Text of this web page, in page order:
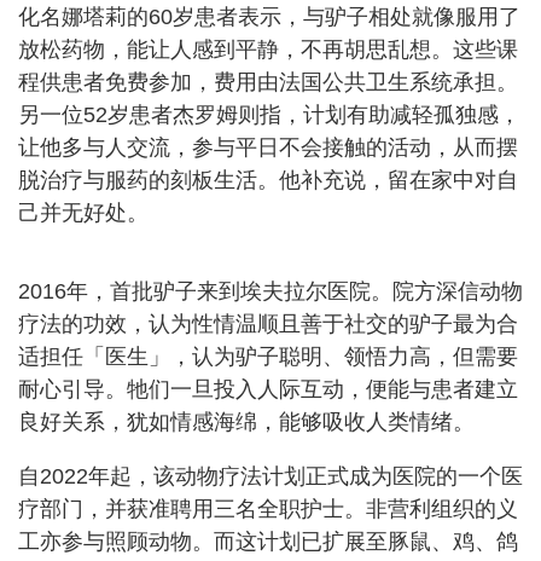
化名娜塔莉的60岁患者表示，与驴子相处就像服用了
放松药物，能让人感到平静，不再胡思乱想。这些课
程供患者免费参加，费用由法国公共卫生系统承担。
另一位52岁患者杰罗姆则指，计划有助减轻孤独感，
让他多与人交流，参与平日不会接触的活动，从而摆
脱治疗与服药的刻板生活。他补充说，留在家中对自
己并无好处。
2016年，首批驴子来到埃夫拉尔医院。院方深信动物
疗法的功效，认为性情温顺且善于社交的驴子最为合
适担任「医生」，认为驴子聪明、领悟力高，但需要
耐心引导。牠们一旦投入人际互动，便能与患者建立
良好关系，犹如情感海绵，能够吸收人类情绪。
自2022年起，该动物疗法计划正式成为医院的一个医
疗部门，并获准聘用三名全职护士。非营利组织的义
工亦参与照顾动物。而这计划已扩展至豚鼠、鸡、鸽